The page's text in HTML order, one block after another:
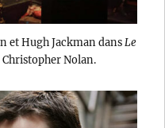
et Hugh Jackman dans Le
Christopher Nolan.